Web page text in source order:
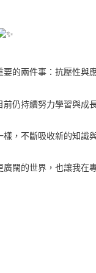
的兩件事：抗壓性與
仍持續努力學習與成
，不斷吸收新的知識
闊的世界，也讓我在